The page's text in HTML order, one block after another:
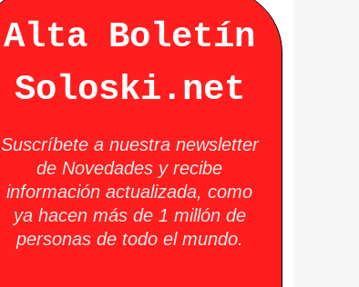
Alta Boletín
Soloski.net
Suscríbete a nuestra newsletter
de Novedades y recibe
información actualizada, como
ya hacen más de 1 millón de
personas de todo el mundo.